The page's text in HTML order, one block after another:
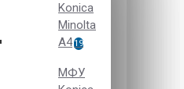
Konica
Minolta
A419
МФУ